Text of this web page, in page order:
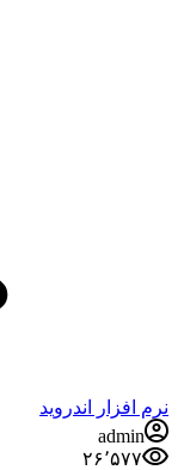
افزار اندروید
admin
۲۶٬۵۷۷